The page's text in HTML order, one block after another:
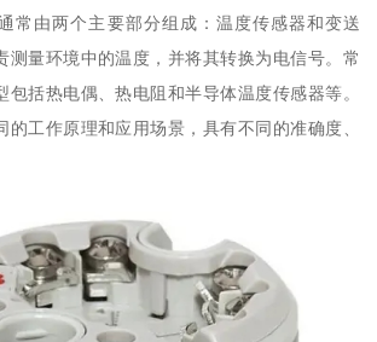
常由两个主要部分组成：温度传感器和变送
测量环境中的温度，并将其转换为电信号。常
包括热电偶、热电阻和半导体温度传感器等。
的工作原理和应用场景，具有不同的准确度、